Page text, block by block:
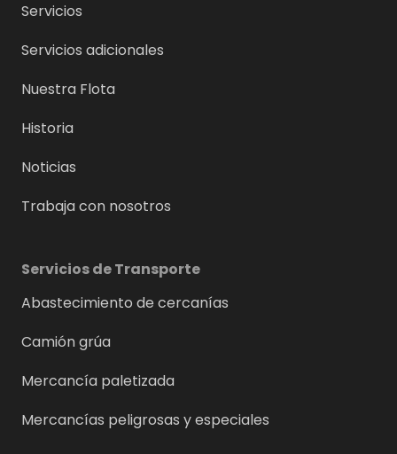
Servicios
Servicios adicionales
Nuestra Flota
Historia
Noticias
Trabaja con nosotros
Servicios de Transporte
Abastecimiento de cercanías
Camión grúa
Mercancía paletizada
Mercancías peligrosas y especiales